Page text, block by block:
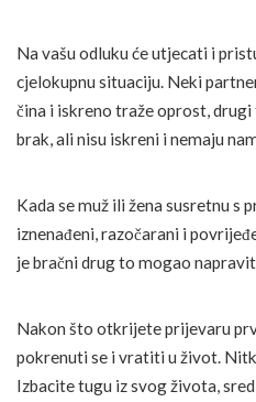
Na vašu odluku će utjecati i
cjelokupnu situaciju. Neki
čina i iskreno traže oprost,
brak, ali nisu iskreni i nemaju
Kada se muž ili žena susretnu s
iznenađeni, razočarani i
je bračni drug to mogao
Nakon što otkrijete prijevaru
pokrenuti se i vratiti u život.
Izbacite tugu iz svog života,